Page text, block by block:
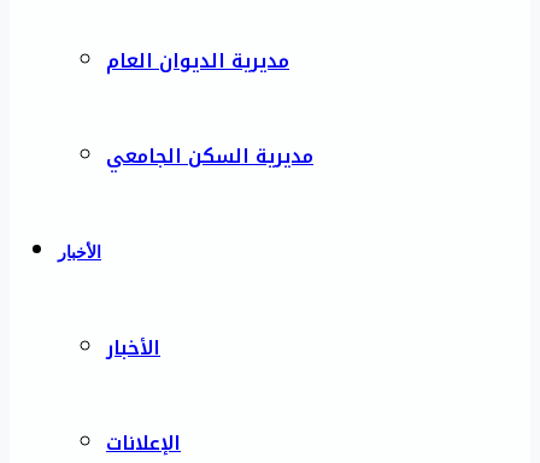
مديرية الديوان العام
مديرية السكن الجامعي
الأخبار
الأخبار
الإعلانات